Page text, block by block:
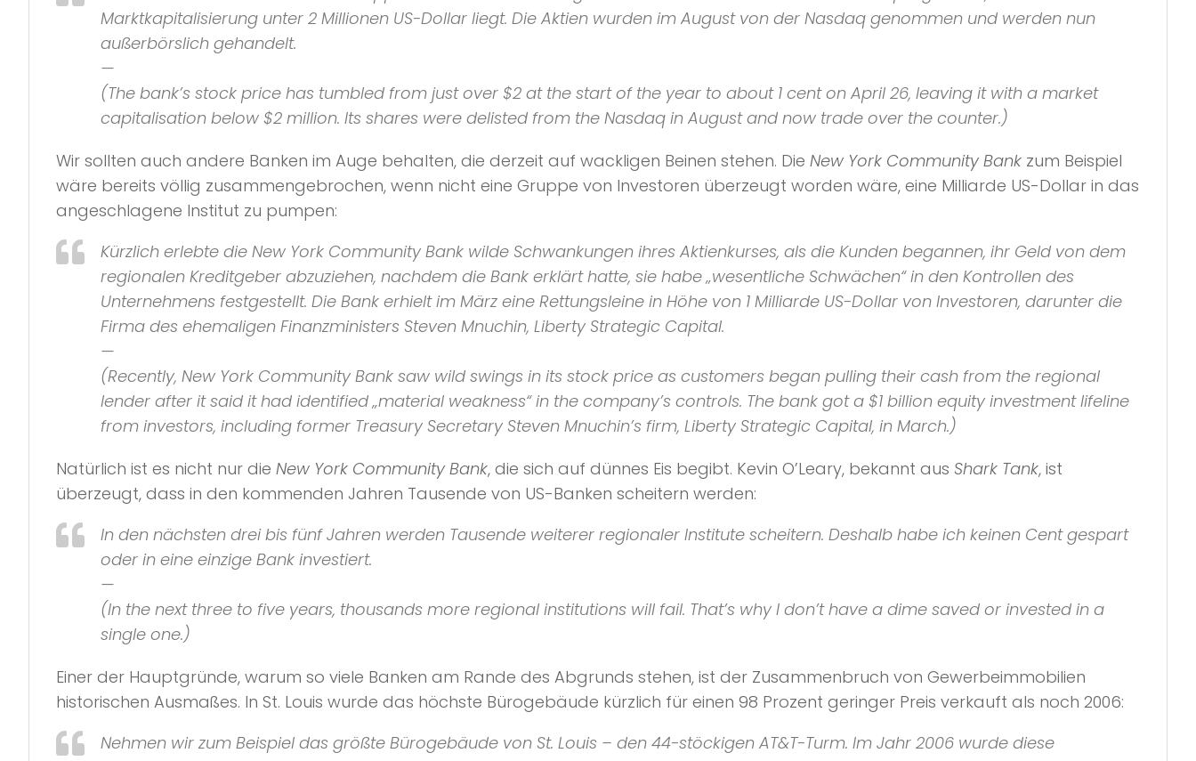
Marktkapitalisierung unter 2 Millionen US-Dollar liegt. Die Aktien wurden im August von der Nasdaq genommen und werden nun
außerbörslich gehandelt.
—
(The bank’s stock price has tumbled from just over $2 at the start of the year to about 1 cent on April 26, leaving it with a market
capitalisation below $2 million. Its shares were delisted from the Nasdaq in August and now trade over the counter.)
Wir sollten auch andere Banken im Auge behalten, die derzeit auf wackligen Beinen stehen. Die New York Community Bank zum Beispiel
wäre bereits völlig zusammengebrochen, wenn nicht eine Gruppe von Investoren überzeugt worden wäre, eine Milliarde US-Dollar in das
angeschlagene Institut zu pumpen:
Kürzlich erlebte die New York Community Bank wilde Schwankungen ihres Aktienkurses, als die Kunden begannen, ihr Geld von dem
regionalen Kreditgeber abzuziehen, nachdem die Bank erklärt hatte, sie habe „wesentliche Schwächen“ in den Kontrollen des
Unternehmens festgestellt. Die Bank erhielt im März eine Rettungsleine in Höhe von 1 Milliarde US-Dollar von Investoren, darunter die
Firma des ehemaligen Finanzministers Steven Mnuchin, Liberty Strategic Capital.
—
(Recently, New York Community Bank saw wild swings in its stock price as customers began pulling their cash from the regional
lender after it said it had identified „material weakness“ in the company’s controls. The bank got a $1 billion equity investment lifeline
from investors, including former Treasury Secretary Steven Mnuchin’s firm, Liberty Strategic Capital, in March.)
Natürlich ist es nicht nur die New York Community Bank, die sich auf dünnes Eis begibt. Kevin O’Leary, bekannt aus Shark Tank, ist
überzeugt, dass in den kommenden Jahren Tausende von US-Banken scheitern werden:
In den nächsten drei bis fünf Jahren werden Tausende weiterer regionaler Institute scheitern. Deshalb habe ich keinen Cent gespart
oder in eine einzige Bank investiert.
—
(In the next three to five years, thousands more regional institutions will fail. That’s why I don’t have a dime saved or invested in a
single one.)
Einer der Hauptgründe, warum so viele Banken am Rande des Abgrunds stehen, ist der Zusammenbruch von Gewerbeimmobilien
historischen Ausmaßes. In St. Louis wurde das höchste Bürogebäude kürzlich für einen 98 Prozent geringer Preis verkauft als noch 2006:
Nehmen wir zum Beispiel das größte Bürogebäude von St. Louis – den 44-stöckigen AT&T-Turm. Im Jahr 2006 wurde diese